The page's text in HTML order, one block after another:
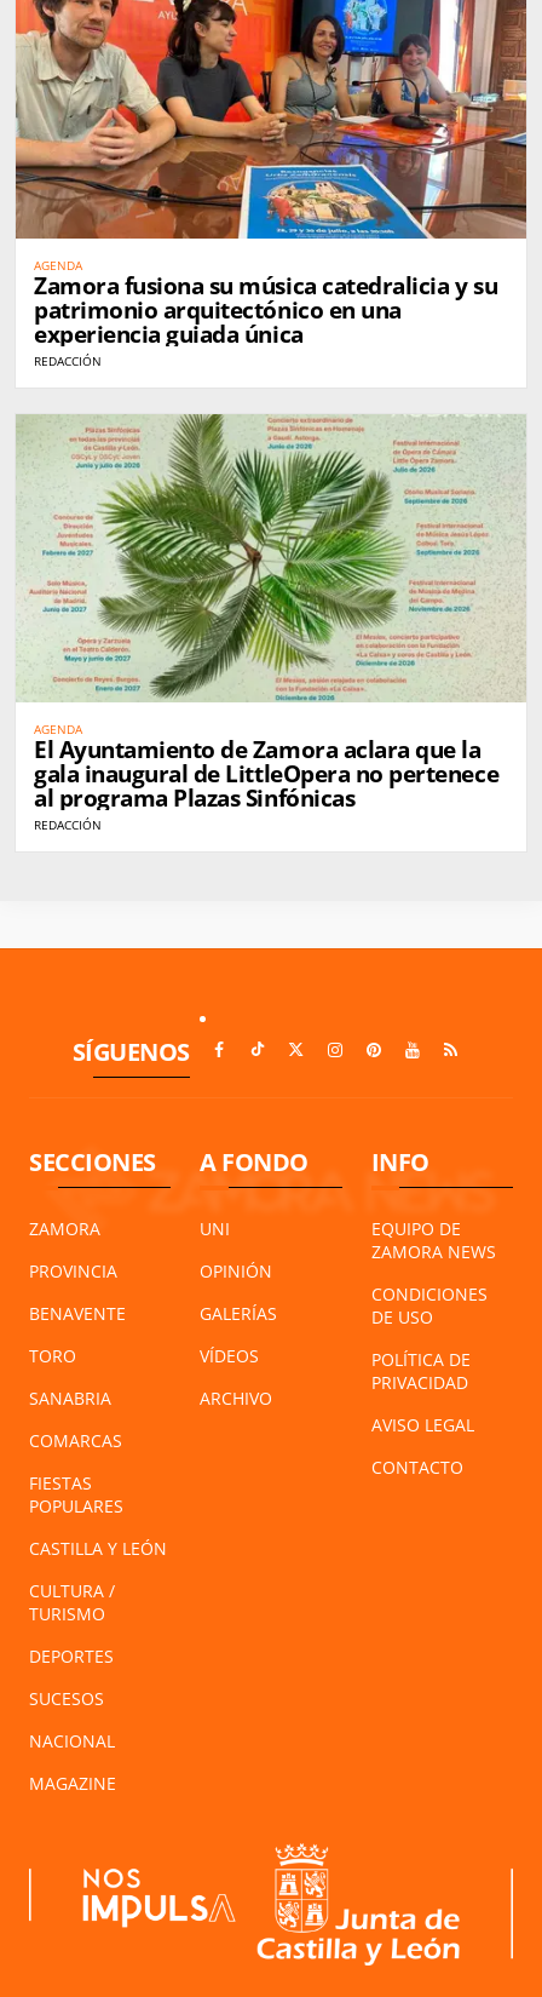
AGENDA
Zamora fusiona su música catedralicia y su
patrimonio arquitectónico en una
experiencia guiada única
REDACCIÓN
AGENDA
El Ayuntamiento de Zamora aclara que la
gala inaugural de LittleOpera no pertenece
al programa Plazas Sinfónicas
REDACCIÓN
SÍGUENOS
SECCIONES
ZAMORA
PROVINCIA
BENAVENTE
TORO
SANABRIA
COMARCAS
FIESTAS
POPULARES
CASTILLA Y LEÓN
CULTURA /
TURISMO
DEPORTES
SUCESOS
NACIONAL
MAGAZINE
A FONDO
UNI
OPINIÓN
GALERÍAS
VÍDEOS
ARCHIVO
INFO
EQUIPO DE
ZAMORA NEWS
CONDICIONES
DE USO
POLÍTICA DE
PRIVACIDAD
AVISO LEGAL
CONTACTO